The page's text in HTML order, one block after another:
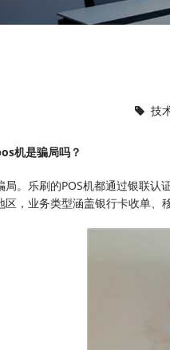
技
机是骗局吗？
局。乐刷的POS机都通过银联认
区，业务类型涵盖银行卡收单、